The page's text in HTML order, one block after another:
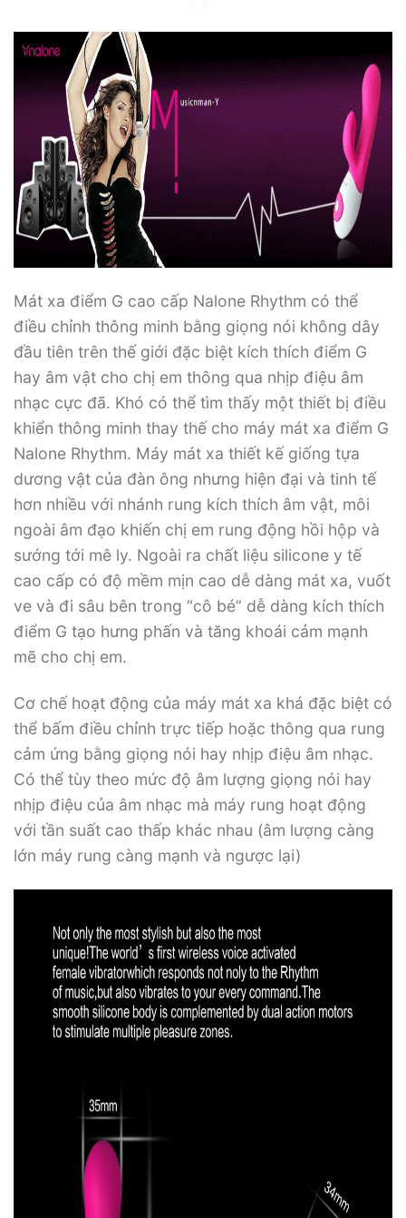
Mát xa điểm G cao cấp Nalone Rhythm có thể
điều chỉnh thông minh bằng giọng nói không dây
đầu tiên trên thế giới đặc biệt kích thích điểm G
hay âm vật cho chị em thông qua nhịp điệu âm
nhạc cực đã. Khó có thể tìm thấy một thiết bị điều
khiển thông minh thay thế cho máy mát xa điểm G
Nalone Rhythm. Máy mát xa thiết kế giống tựa
dương vật của đàn ông nhưng hiện đại và tinh tế
hơn nhiều với nhánh rung kích thích âm vật, môi
ngoài âm đạo khiến chị em rung động hồi hộp và
sướng tới mê ly. Ngoài ra chất liệu silicone y tế
cao cấp có độ mềm mịn cao dễ dàng mát xa, vuốt
ve và đi sâu bên trong “cô bé” dễ dàng kích thích
điểm G tạo hưng phấn và tăng khoái cảm mạnh
mẽ cho chị em.
Cơ chế hoạt động của máy mát xa khá đặc biệt có
thể bấm điều chỉnh trực tiếp hoặc thông qua rung
cảm ứng bằng giọng nói hay nhịp điệu âm nhạc.
Có thể tùy theo mức độ âm lượng giọng nói hay
nhịp điệu của âm nhạc mà máy rung hoạt động
với tần suất cao thấp khác nhau (âm lượng càng
lớn máy rung càng mạnh và ngược lại)